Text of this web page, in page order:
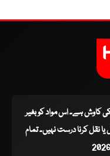
کی کاوش ہے۔ اس مواد کو بغیر
نقل کرنا درست نہیں۔ تمام